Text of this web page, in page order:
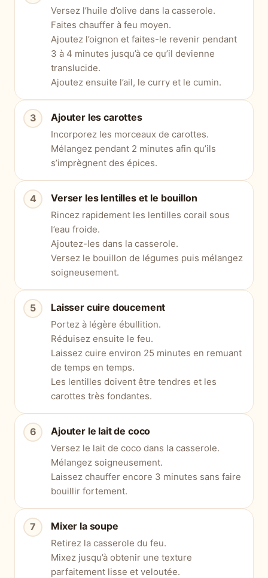
Versez l’huile d’olive dans la casserole.
Faites chauffer à feu moyen.
Ajoutez l’oignon et faites-le revenir pendant
3 à 4 minutes jusqu’à ce qu’il devienne
translucide.
Ajoutez ensuite l’ail, le curry et le cumin.
Ajouter les carottes
Incorporez les morceaux de carottes.
Mélangez pendant 2 minutes afin qu’ils
s’imprègnent des épices.
Verser les lentilles et le bouillon
Rincez rapidement les lentilles corail sous
l’eau froide.
Ajoutez-les dans la casserole.
Versez le bouillon de légumes puis mélangez
soigneusement.
Laisser cuire doucement
Portez à légère ébullition.
Réduisez ensuite le feu.
Laissez cuire environ 25 minutes en remuant
de temps en temps.
Les lentilles doivent être tendres et les
carottes très fondantes.
Ajouter le lait de coco
Versez le lait de coco dans la casserole.
Mélangez soigneusement.
Laissez chauffer encore 3 minutes sans faire
bouillir fortement.
Mixer la soupe
Retirez la casserole du feu.
Mixez jusqu’à obtenir une texture
parfaitement lisse et veloutée.